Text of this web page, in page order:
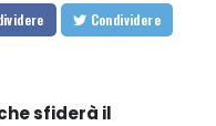
Condividere
sfiderà il